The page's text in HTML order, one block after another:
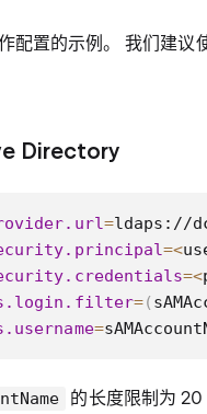
配置的示例。 我们建议
Directory
=ldaps://
=<
=<
=(
=
的长度限制为 20